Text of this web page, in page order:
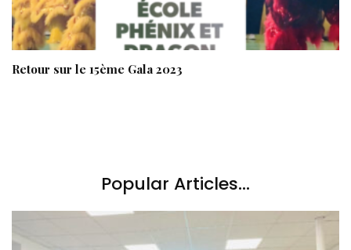
Retour sur le 15ème Gala 2023
Popular Articles...